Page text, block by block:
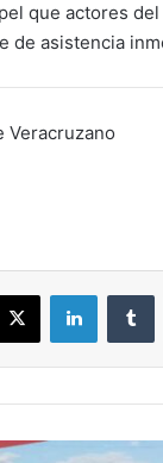
que actores
de asistencia
Veracruzano
X LinkedIn